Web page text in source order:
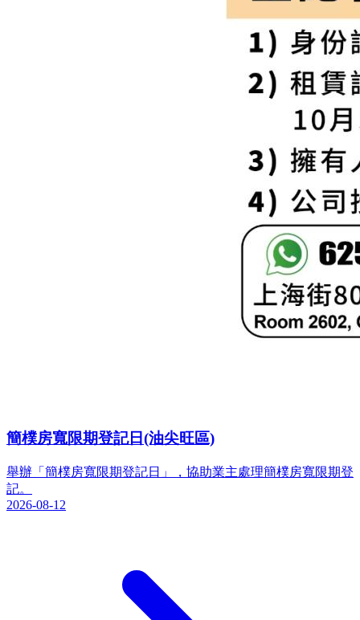
簡樸房寬限期登記日(油尖旺區)
舉辦「簡樸房寬限期登記日」，協助業主處理簡樸房寬限期登
記。
2026-08-12